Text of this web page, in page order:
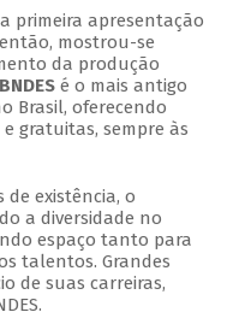
primeira apresentação
mostrou-se
da produção
é o mais antigo
Brasil, oferecendo
gratuitas, sempre às
de existência, o
a diversidade no
espaço tanto para
talentos. Grandes
de suas carreiras,